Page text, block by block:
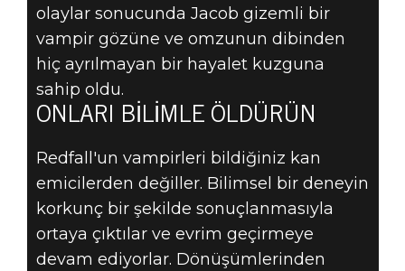
olaylar sonucunda Jacob gizemli bir
vampir gözüne ve omzunun dibinden
hiç ayrılmayan bir hayalet kuzguna
sahip oldu.
ONLARI BILIMLE ÖLDÜRÜN
Redfall'un vampirleri bildiğiniz kan
emicilerden değiller. Bilimsel bir deneyin
korkunç bir şekilde sonuçlanmasıyla
ortaya çıktılar ve evrim geçirmeye
devam ediyorlar. Dönüşümlerinden